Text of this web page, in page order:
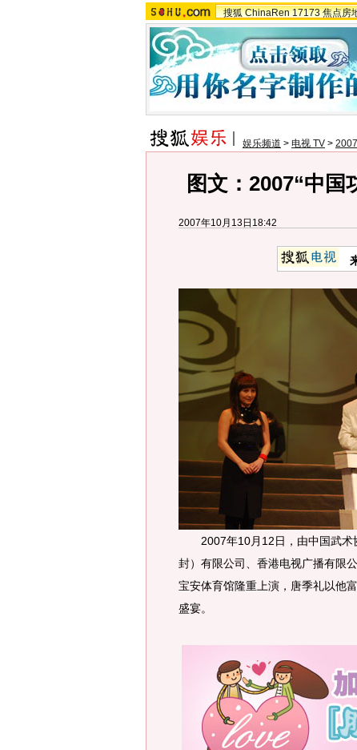
搜狐 ChinaRen 17173 焦点房
娱乐频道 > 电视 TV >
图文：2007“中
2007年10月13日18:42
2007年10月12日，由中国武术
封）有限公司、香港电视广播有限
宝安体育馆隆重上演，唐季礼以他
盛宴。